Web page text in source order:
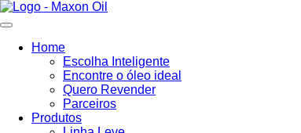
Ir
para
conteúdo
Home
Escolha Inteligente
Encontre o óleo ideal
Quero Revender
Parceiros
Produtos